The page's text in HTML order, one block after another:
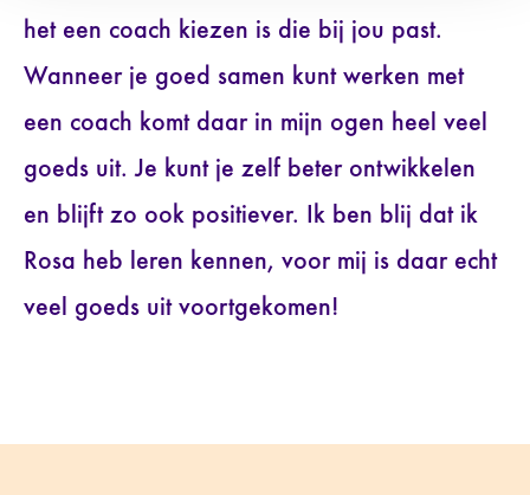
het een coach kiezen is die bij jou past.
Wanneer je goed samen kunt werken met
een coach komt daar in mijn ogen heel veel
goeds uit. Je kunt je zelf beter ontwikkelen
en blijft zo ook positiever. Ik ben blij dat ik
Rosa heb leren kennen, voor mij is daar echt
veel goeds uit voortgekomen!